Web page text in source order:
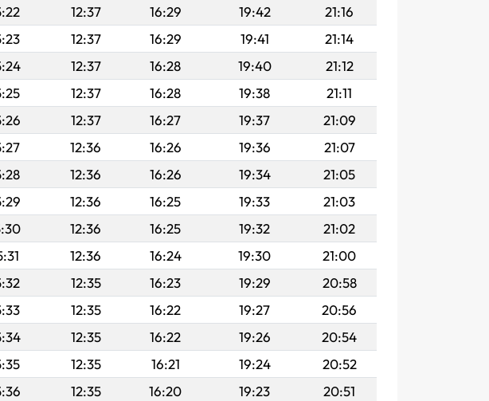
12:37 16:29 19:42
21:16
12:37 16:29 19:41
21:14
12:37 16:28 19:40
21:12
12:37 16:28 19:38
21:11
12:37 16:27 19:37
21:09
12:36 16:26 19:36
21:07
12:36 16:26 19:34
21:05
12:36 16:25 19:33
21:03
12:36 16:25 19:32
21:02
12:36 16:24 19:30
21:00
12:35 16:23 19:29
20:58
12:35 16:22 19:27
20:56
12:35 16:22 19:26
20:54
12:35 16:21 19:24
20:52
12:35 16:20 19:23
20:51